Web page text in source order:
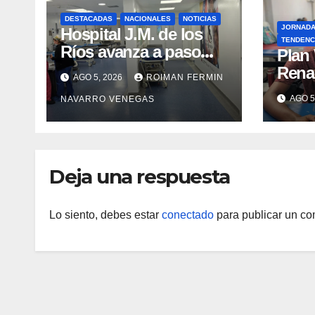
DESTACADAS NACIONALES NOTICIAS
Hospital J.M. de los
Ríos avanza a paso
firme en su
recuperación tras los
recientes eventos
sísmicos
AGO 5, 2026 ROIMAN FERMIN
NAVARRO VENEGAS
​Plan
AGO
Deja una respuesta
Lo siento, debes estar conectado para publicar un